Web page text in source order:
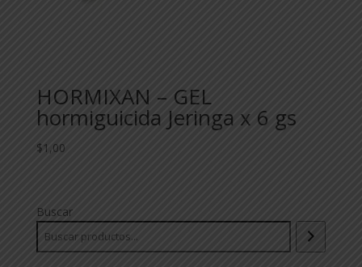
HORMIXAN – GEL
hormiguicida Jeringa x 6 gs
$1,00
Buscar